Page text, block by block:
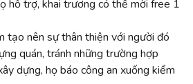
hỗ trợ, khai trương có thể mời free 1
tạo nên sự thân thiện với người đó
quán, tránh những trường hợp
dựng, họ báo công an xuống kiểm